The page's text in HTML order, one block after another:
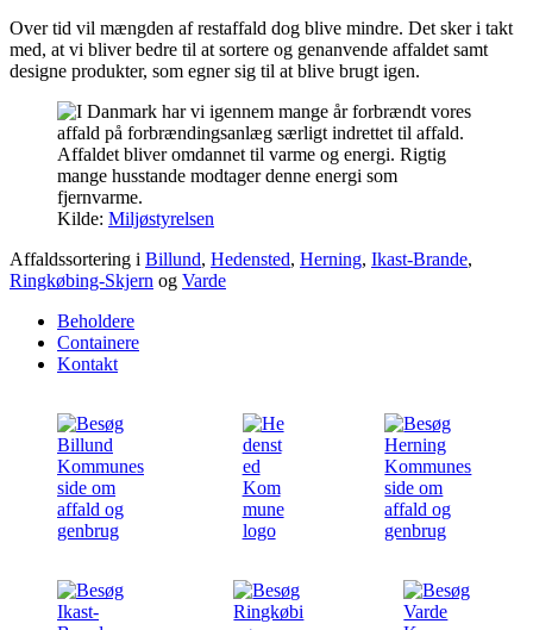
Over tid vil mængden af restaffald dog blive mindre. Det sker i takt
med, at vi bliver bedre til at sortere og genanvende affaldet samt
designe produkter, som egner sig til at blive brugt igen.
Kilde: Miljøstyrelsen
Affaldssortering i Billund, Hedensted, Herning, Ikast-Brande,
Ringkøbing-Skjern og Varde
Beholdere
Containere
Kontakt